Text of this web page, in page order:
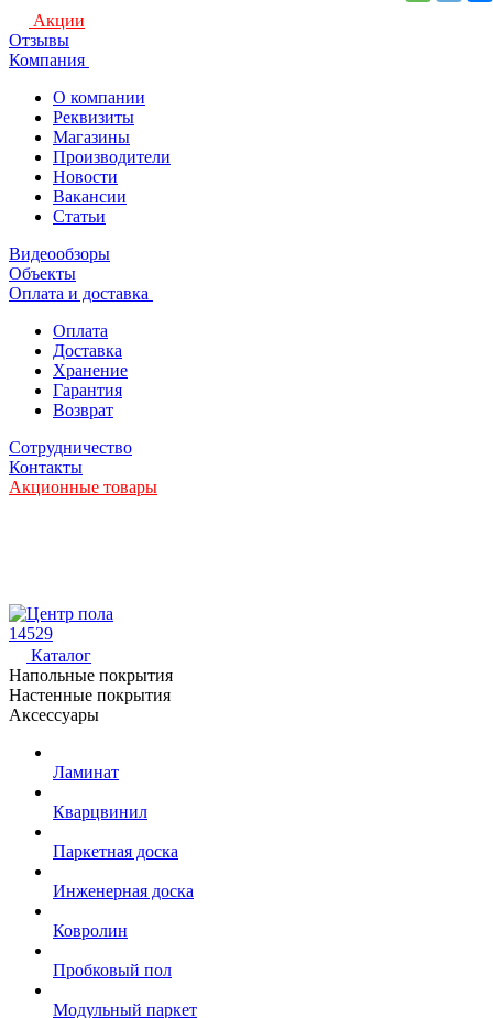
Акции
Отзывы
Компания
О компании
Реквизиты
Магазины
Производители
Новости
Вакансии
Статьи
Видеообзоры
Объекты
Оплата и доставка
Оплата
Доставка
Хранение
Гарантия
Возврат
Сотрудничество
Контакты
Акционные товары
14529
Каталог
Напольные покрытия
Настенные покрытия
Аксессуары
Ламинат
Кварцвинил
Паркетная доска
Инженерная доска
Ковролин
Пробковый пол
Модульный паркет